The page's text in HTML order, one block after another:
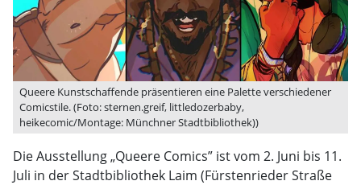
Queere Kunstschaffende präsentieren eine Palette verschiedener
Comicstile. (Foto: sternen.greif, littledozerbaby,
heikecomic/Montage: Münchner Stadtbibliothek))
Die Ausstellung „Queere Comics” ist vom 2. Juni bis 11.
Juli in der Stadtbibliothek Laim (Fürstenrieder Straße